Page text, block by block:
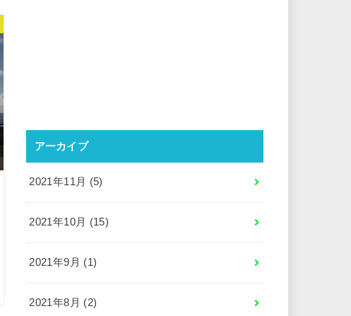
アーカイブ
2021年11月 (5)
2021年10月 (15)
2021年9月 (1)
2021年8月 (2)